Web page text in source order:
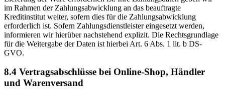
im Rahmen der Zahlungsabwicklung an das beauftragte
Kreditinstitut weiter, sofern dies für die Zahlungsabwicklung
erforderlich ist. Sofern Zahlungsdienstleister eingesetzt werden,
informieren wir hierüber nachstehend explizit. Die Rechtsgrundlage
für die Weitergabe der Daten ist hierbei Art. 6 Abs. 1 lit. b DS-
GVO.
8.4 Vertragsabschlüsse bei Online-Shop, Händler
und Warenversand